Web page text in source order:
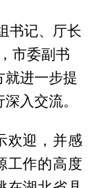
书记、厅长
市委副书
就进一步提
入交流。
欢迎，并感
工作的高度